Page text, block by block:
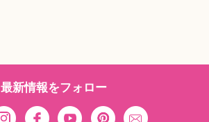
最新情報をフォロー